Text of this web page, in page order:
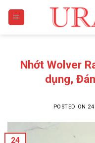
Nhớt Wolver
dụng,
POSTED ON
24